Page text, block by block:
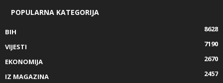
POPULARNA KATEGORIJA
BIH
8628
VIJESTI
7190
EKONOMIJA
2670
IZ MAGAZINA
2457